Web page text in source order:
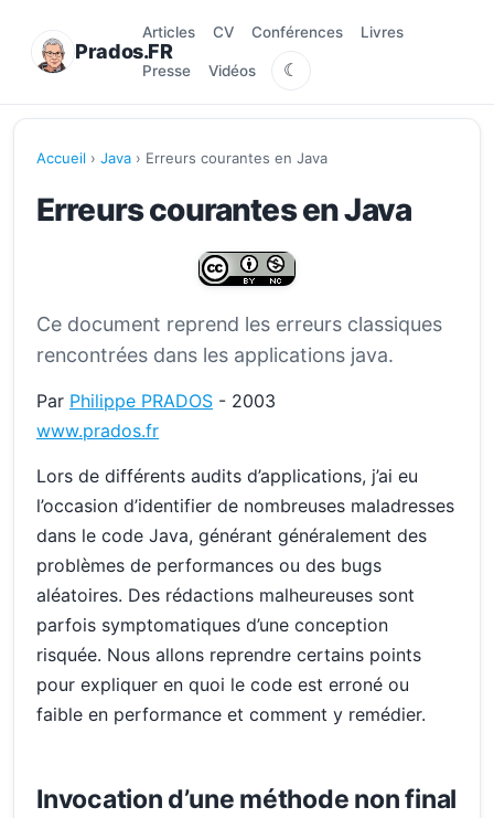
Prados.FR
Articles CV Conférences Livres
Presse Vidéos ☾
Accueil › Java › Erreurs courantes en Java
Erreurs courantes en Java
Ce document reprend les erreurs classiques
rencontrées dans les applications java.
Par Philippe PRADOS - 2003
www.prados.fr
Lors de différents audits d’applications, j’ai eu
l’occasion d’identifier de nombreuses maladresses
dans le code Java, générant généralement des
problèmes de performances ou des bugs
aléatoires. Des rédactions malheureuses sont
parfois symptomatiques d’une conception
risquée. Nous allons reprendre certains points
pour expliquer en quoi le code est erroné ou
faible en performance et comment y remédier.
Invocation d’une méthode non final